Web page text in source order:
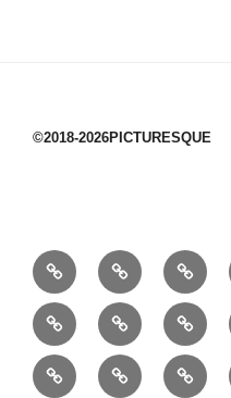
©2018-2026PICTURESQUE
1/10：
材
料
10/10：
ジ
ュ
エ
リ
2/10：
製
作
6/10：
読
書
7/10：
食・
健
8/10：
リ
フ
②
③
④